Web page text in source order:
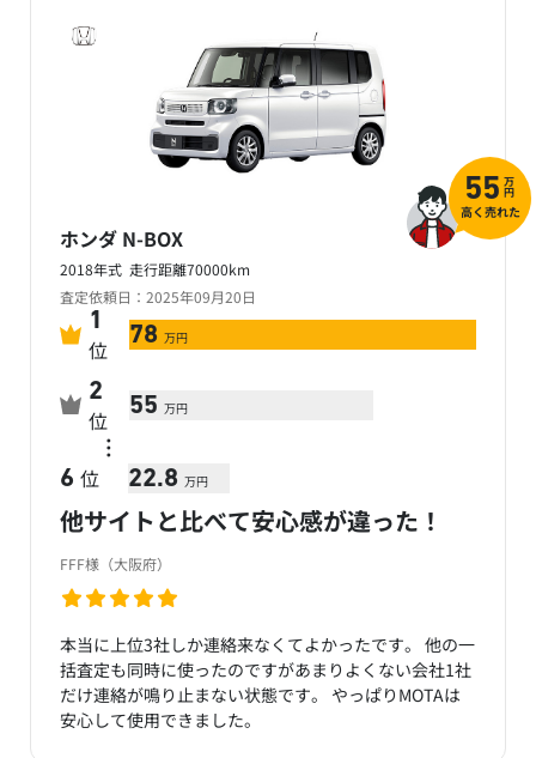
ホンダ N-BOX
2018年式 走行距離70000km
査定依頼日：2025年09月20日
他サイトと比べて安心感が違った！
FFF様（大阪府）
本当に上位3社しか連絡来なくてよかったです。 他の一
括査定も同時に使ったのですがあまりよくない会社1社
だけ連絡が鳴り止まない状態です。 やっぱりMOTAは
安心して使用できました。
55 万
円
高く売れた
1
位 78 万円
2
位 55 万円
…
6 位 22.8 万円